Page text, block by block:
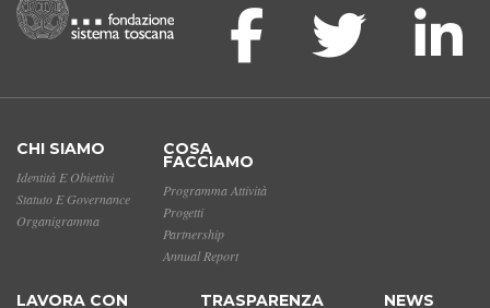
CHI SIAMO
Identità E Obiettivi
Statuto E Governance
Organigramma
COSA
FACCIAMO
Programma Attività
Progetti
Partnership
Annual Report
LAVORA CON TRASPARENZA NEWS